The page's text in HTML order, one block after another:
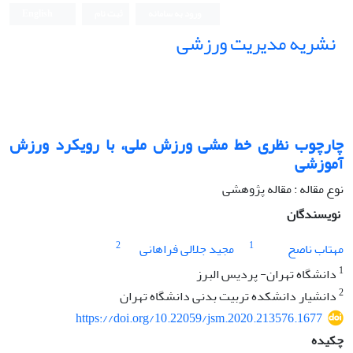
نشریه مدیریت ورزشی
چارچوب نظری خط مشی ورزش ملی، با رویکرد ورزش
آموزشی
نوع مقاله : مقاله پژوهشی
نویسندگان
مهتاب ناصح
1 مجید جلالی فراهانی
2
1 دانشگاه تهران- پردیس البرز
2دانشیار دانشکده تربیت بدنی دانشگاه تهران
https://doi.org/10.22059/jsm.2020.213576.1677
چکیده